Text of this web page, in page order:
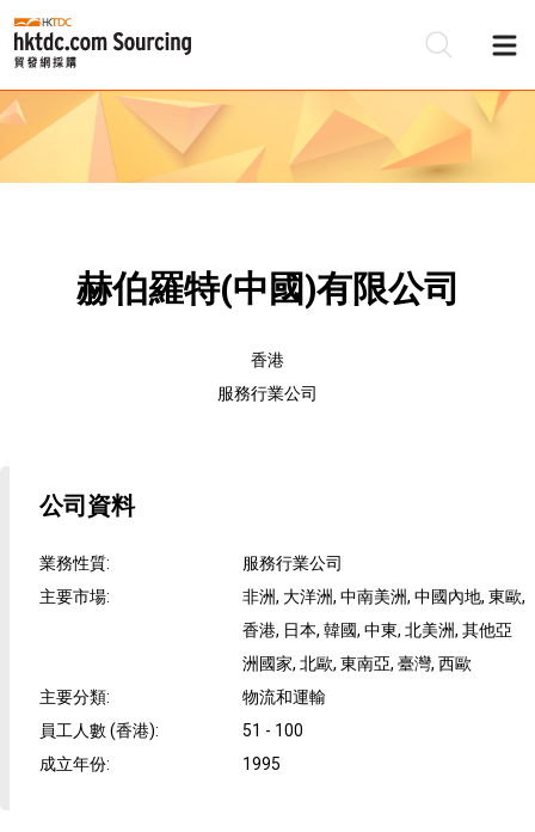
赫伯羅特(中國)有限公司
香港
服務行業公司
公司資料
業務性質:
服務行業公司
主要市場:
非洲, 大洋洲, 中南美洲, 中國內地, 東歐,
香港, 日本, 韓國, 中東, 北美洲, 其他亞
洲國家, 北歐, 東南亞, 臺灣, 西歐
主要分類:
物流和運輸
員工人數 (香港):
51 - 100
成立年份: 1995